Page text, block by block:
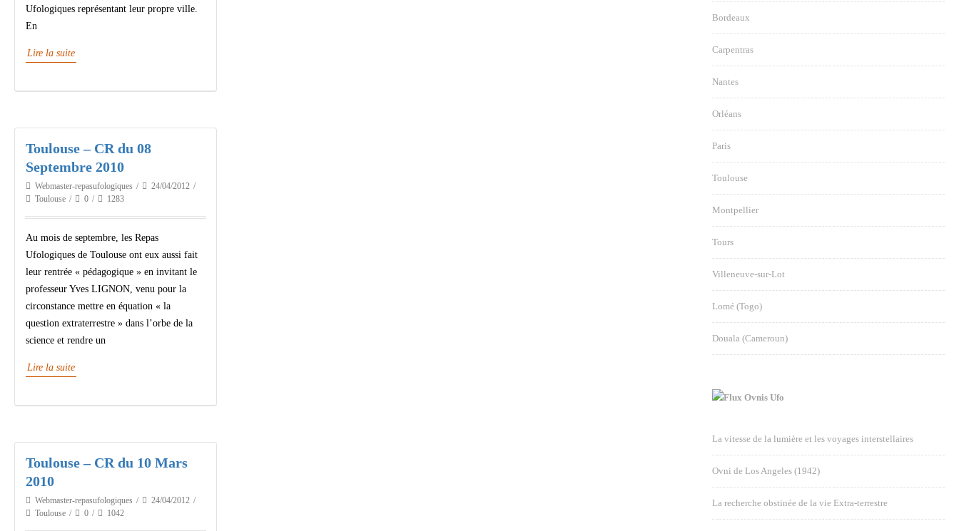
Ufologiques représentant leur propre ville.
En
Lire la suite
Toulouse – CR du 08
Septembre 2010
Webmaster-repasufologiques
24/04/2012
Toulouse
0 1283
Au mois de septembre, les Repas
Ufologiques de Toulouse ont eux aussi fait
leur rentrée « pédagogique » en invitant le
professeur Yves LIGNON, venu pour la
circonstance mettre en équation « la
question extraterrestre » dans l’orbe de la
science et rendre un
Lire la suite
Toulouse – CR du 10 Mars
2010
Webmaster-repasufologiques
24/04/2012
Toulouse
0 1042
Bordeaux
Carpentras
Nantes
Orléans
Paris
Toulouse
Montpellier
Tours
Villeneuve-sur-Lot
Lomé (Togo)
Douala (Cameroun)
Ovnis Ufo
La vitesse de la lumière et les voyages interstellaires
Ovni de Los Angeles (1942)
La recherche obstinée de la vie Extra-terrestre